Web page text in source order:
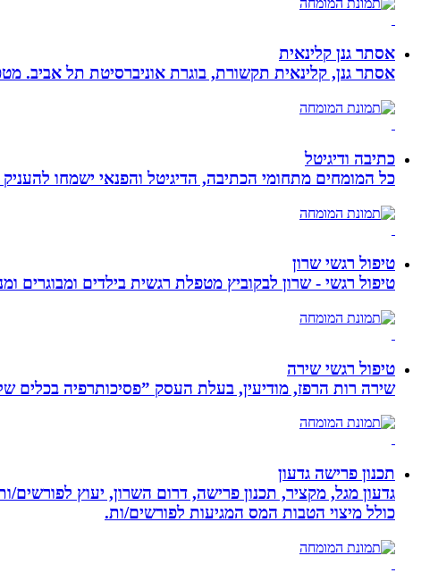
אסתר גנן קלינאית
אסתר גנן, קלינאית תקשורת, בוגרת אוניברסיטת תל אביב.
כתיבה ודיגיטל
כל המומחים מתחומי הכתיבה, הדיגיטל והפנאי ישמחו
טיפול רגשי שרון
טיפול רגשי - שרון לבקוביץ מטפלת רגשית בילדים
טיפול רגשי שירה
שירה רות הרפז, מודיעין, בעלת העסק ”פסיכותרפיה בכלים שלובים”. טיפול פרטני לבוגרים
תכנון פרישה גדעון
גדעון מגל, מקציר, תכנון פרישה, דרום השרון, יעוץ
כולל מיצוי הטבות המס המגיעות לפורשים/ות.